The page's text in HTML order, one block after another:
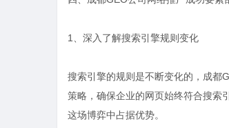
1、深入了解搜索引擎规则变化
搜索引擎的规则是不断变化的，成都
策略，确保企业的网页始终符合搜索
这场博弈中占据优势。